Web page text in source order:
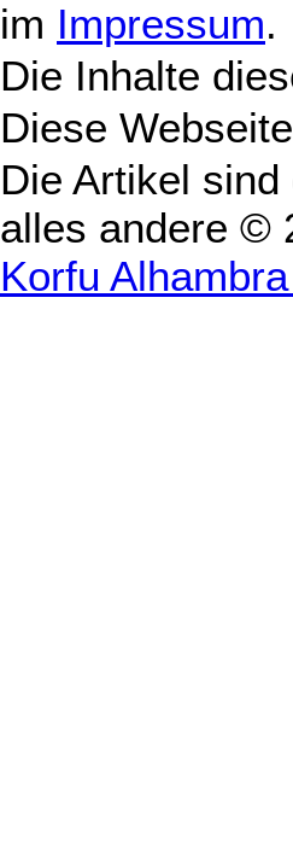
im Impressum.
Die Inhalte
Diese
Die Artikel
alles andere ©
Korfu